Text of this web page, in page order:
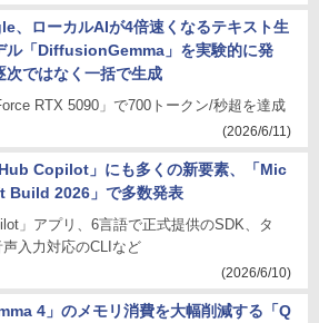
、ローカルAIが4倍速くなるテキスト生
ル「DiffusionGemma」を実験的に発
次ではなく一括で生成
RTX 5090」で700トークン/秒超を達成
(2026/6/11)
Copilot」にも多くの新要素、「Mic
Build 2026」で多数発表
」アプリ、6言語で正式提供のSDK、タ
声入力対応のCLIなど
(2026/6/10)
4」のメモリ消費を大幅削減する「Q